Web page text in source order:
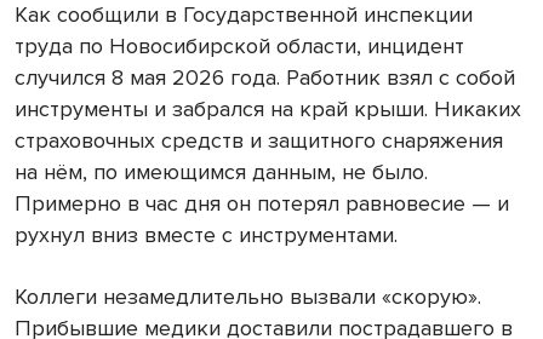
Как сообщили в Государственной инспекции
труда по Новосибирской области, инцидент
случился 8 мая 2026 года. Работник взял с собой
инструменты и забрался на край крыши. Никаких
страховочных средств и защитного снаряжения
на нём, по имеющимся данным, не было.
Примерно в час дня он потерял равновесие — и
рухнул вниз вместе с инструментами.
Коллеги незамедлительно вызвали «скорую».
Прибывшие медики доставили пострадавшего в